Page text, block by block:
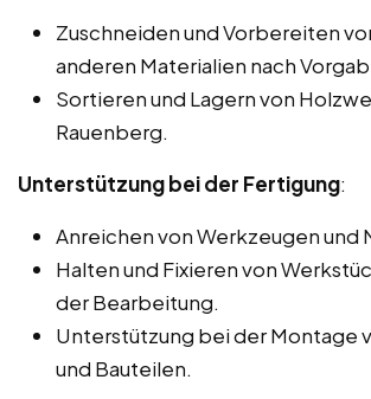
Zuschneiden und Vorbereiten
anderen Materialien nach
Sortieren und Lagern von
Rauenberg.
Unterstützung bei der Fertigung:
Anreichen von Werkzeugen und
Halten und Fixieren von
der Bearbeitung.
Unterstützung bei der Montage
und Bauteilen.